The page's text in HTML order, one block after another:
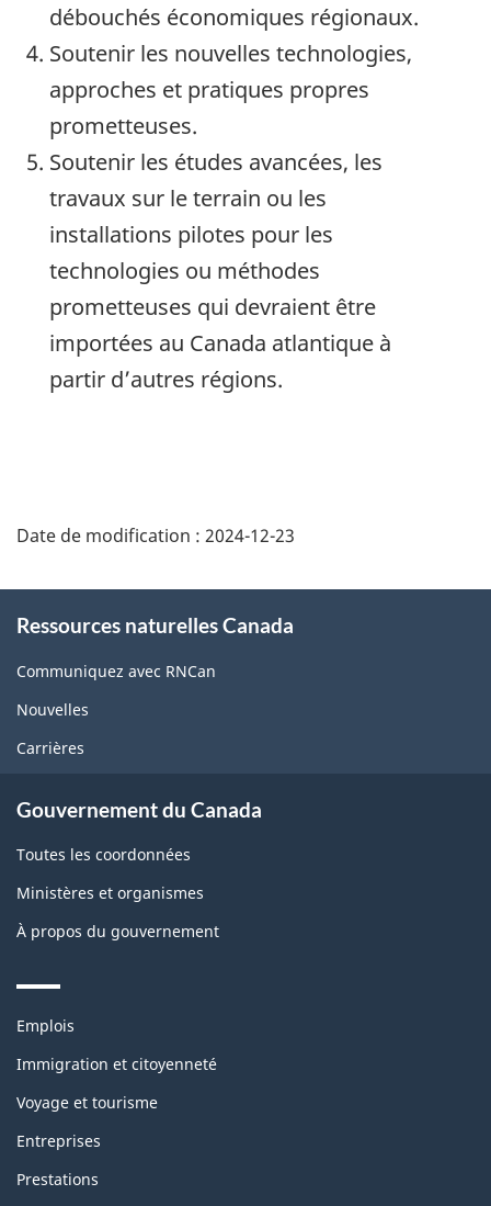
débouchés économiques régionaux.
Soutenir les nouvelles technologies,
approches et pratiques propres
prometteuses.
Soutenir les études avancées, les
travaux sur le terrain ou les
installations pilotes pour les
technologies ou méthodes
prometteuses qui devraient être
importées au Canada atlantique à
partir d’autres régions.
Date de modification : 2024-12-23
this
site
Ressources naturelles Canada
Communiquez avec RNCan
Nouvelles
Carrières
Gouvernement du Canada
Toutes les coordonnées
Ministères et organismes
À propos du gouvernement
Themes
topics
Emplois
Immigration et citoyenneté
Voyage et tourisme
Entreprises
Prestations